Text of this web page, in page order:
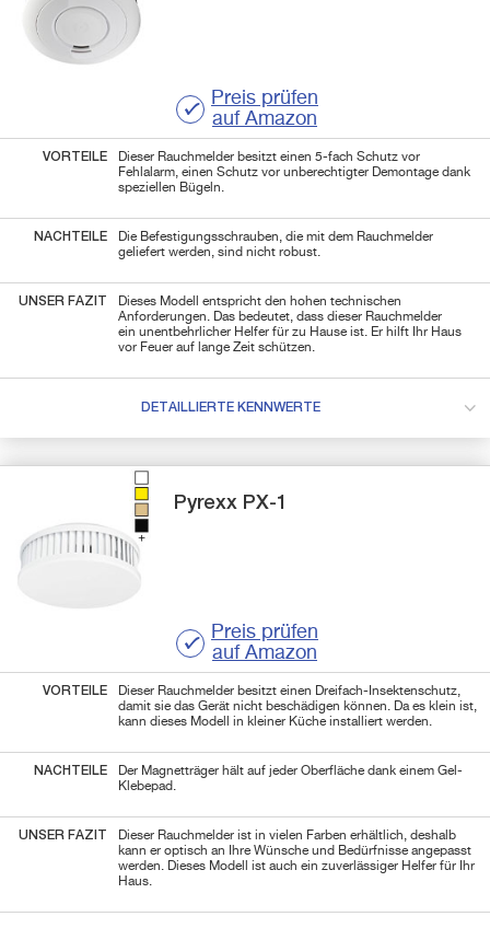
Preis prüfen
auf Amazon
VORTEILE
Dieser Rauchmelder besitzt einen 5-fach Schutz vor
Fehlalarm, einen Schutz vor unberechtigter Demontage dank
speziellen Bügeln.
NACHTEILE
Die Befestigungsschrauben, die mit dem Rauchmelder
geliefert werden, sind nicht robust.
UNSER FAZIT
Dieses Modell entspricht den hohen technischen
Anforderungen. Das bedeutet, dass dieser Rauchmelder
ein unentbehrlicher Helfer für zu Hause ist. Er hilft Ihr Haus
vor Feuer auf lange Zeit schützen.
DETAILLIERTE KENNWERTE
Pyrexx PX-1
Preis prüfen
auf Amazon
VORTEILE
Dieser Rauchmelder besitzt einen Dreifach-Insektenschutz,
damit sie das Gerät nicht beschädigen können. Da es klein ist,
kann dieses Modell in kleiner Küche installiert werden.
NACHTEILE
Der Magnetträger hält auf jeder Oberfläche dank einem Gel-
Klebepad.
UNSER FAZIT
Dieser Rauchmelder ist in vielen Farben erhältlich, deshalb
kann er optisch an Ihre Wünsche und Bedürfnisse angepasst
werden. Dieses Modell ist auch ein zuverlässiger Helfer für Ihr
Haus.